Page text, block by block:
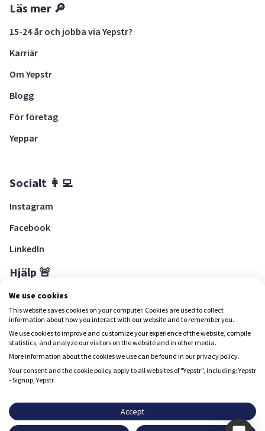
Läs mer 🔎
15-24 år och jobba via Yepstr?
Karriär
Om Yepstr
Blogg
För företag
Yeppar
Socialt 👩‍💻
Instagram
Facebook
LinkedIn
Hjälp 🚨
Hjälpcenter
Ladda ned Yepstr
Ladda ned Yepstr
Yepstr AB • Org. 556997-9817 • Skeppsbron 28, 111 30
upplevelse.
We use cookies
This website saves cookies on your computer. Cookies are used to collect
information about how you interact with our website and to remember you.
We use cookies to improve and customize your experience of the website, compile
statistics, and analyze our visitors on the website and in other media.
More information about the cookies we use can be found in our privacy policy.
Your consent and the cookie policy apply to all websites of "Yepstr", including: Yepstr
- Signup, Yepstr.
Accept